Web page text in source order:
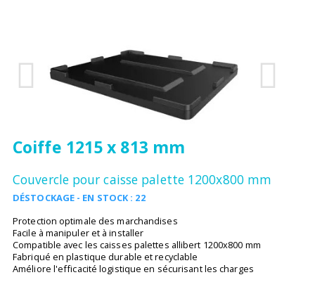
Coiffe 1215 x 813 mm
Couvercle pour caisse palette 1200x800 mm
DÉSTOCKAGE - EN STOCK : 22
Protection optimale des marchandises
Facile à manipuler et à installer
Compatible avec les caisses palettes allibert 1200x800 mm
Fabriqué en plastique durable et recyclable
Améliore l'efficacité logistique en sécurisant les charges